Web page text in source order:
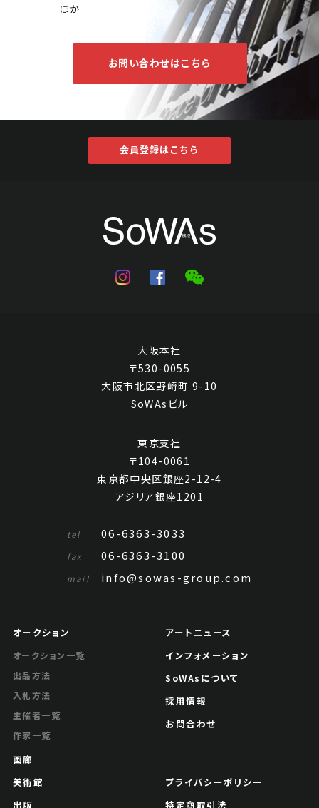
公開終了
JPY 80,000 - 120,000
主催 Jo's Auction
開催 2024/06/26
予想価格
JPY 10,000 - 30,000
結果
公開終了
ほか
お問い合わせはこちら
会員登録はこちら
大阪本社
〒530-0055
大阪市北区野崎町 9-10
SoWAsビル
東京支社
〒104-0061
東京都中央区銀座2-12-4
アジリア銀座1201
tel 06-6363-3033
fax 06-6363-3100
mail info@sowas-group.com
オークション
オークション一覧
出品方法
入札方法
主催者一覧
作家一覧
画廊
美術館
出版
アートニュース
インフォメーション
SoWAsについて
採用情報
お問合わせ
プライバシーポリシー
特定商取引法